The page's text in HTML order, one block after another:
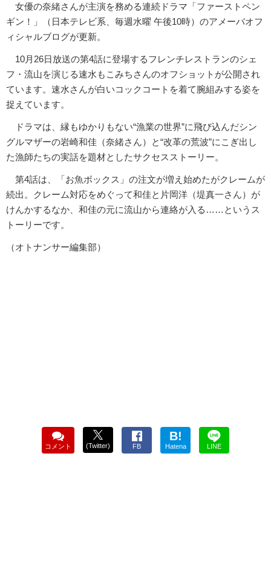
女優の奈緒さんが主演を務める連続ドラマ「ファーストペン
ギン！」（日本テレビ系、毎週水曜 午後10時）のアメーバオフ
ィシャルブログが更新。
10月26日放送の第4話に登場するフレンチレストランのシェ
フ・流山を演じる速水もこみちさんのオフショットが公開され
ています。速水さんが白いコックコートを着て腕組みする姿を
捉えています。
ドラマは、縁もゆかりもない“漁業の世界”に飛び込んだシン
グルマザーの岩崎和佳（奈緒さん）と“改革の荒波”にこぎ出し
た漁師たちの実話を題材としたサクセスストーリー。
第4話は、「お魚ボックス」の注文が増え始めたがクレームが
続出。クレーム対応をめぐって和佳と片岡洋（堤真一さん）が
けんかするなか、和佳の元に流山から連絡が入る……というス
トーリーです。
（オトナンサー編集部）
コメント (Twitter) FB
B!
Hatena LINE